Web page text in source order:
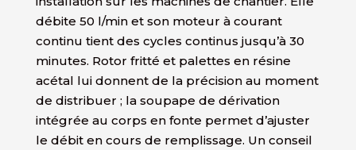
débite 50 l/min et son moteur à courant
continu tient des cycles continus jusqu’à 30
minutes. Rotor fritté et palettes en résine
acétal lui donnent de la précision au moment
de distribuer ; la soupape de dérivation
intégrée au corps en fonte permet d’ajuster
le débit en cours de remplissage. Un conseil